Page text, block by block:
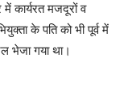
कार्यरत मजदूरों व
के पति को भी पूर्व में
भेजा गया था।